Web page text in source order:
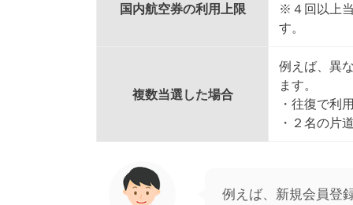
国内航空券の利用上限
※４回以上
す。
複数当選した場合
例えば、異
ます。
・往復で利
・２名の片
例えば、新規会員登